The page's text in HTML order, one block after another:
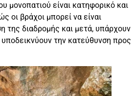
μονοπατιού είναι κατηφορικό και
οι βράχοι μπορεί να είναι
της διαδρομής και μετά, υπάρχουν
υποδεικνύουν την κατεύθυνση προς